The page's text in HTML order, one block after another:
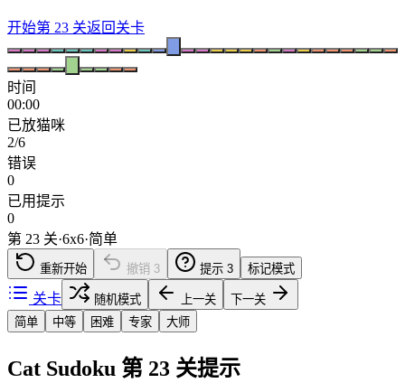
开始第 23 关返回关卡
时间
00:00
已放猫咪
2/6
错误
0
已用提示
0
第 23 关·6x6·简单
重新开始 撤销 3 提示 3 标记模式
关卡 随机模式 上一关
下一关
简单
中等 困难 专家 大师
Cat Sudoku 第 23 关提示